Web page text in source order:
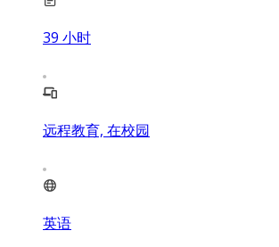
39 小时
远程教育, 在校园
英语